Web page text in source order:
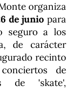
organiza
de juniopara
seguro a los
de carácter
recinto
de
de 'skate',